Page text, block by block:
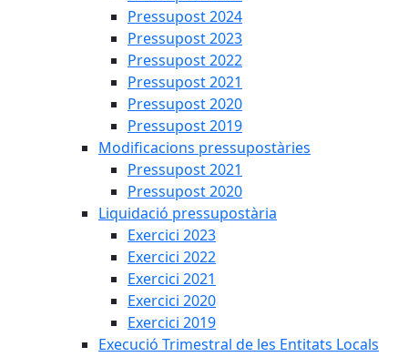
Pressupost 2024
Pressupost 2023
Pressupost 2022
Pressupost 2021
Pressupost 2020
Pressupost 2019
Modificacions pressupostàries
Pressupost 2021
Pressupost 2020
Liquidació pressupostària
Exercici 2023
Exercici 2022
Exercici 2021
Exercici 2020
Exercici 2019
Execució Trimestral de les Entitats Locals